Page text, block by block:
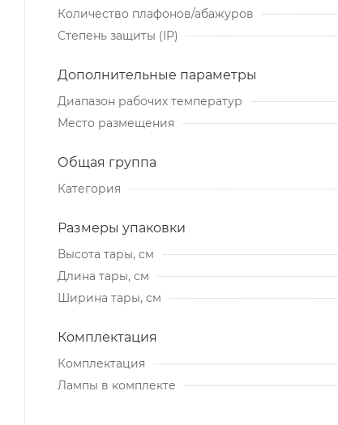
Количество плафонов/абажуров
Степень защиты (IP)
Дополнительные параметры
Диапазон рабочих температур
Место размещения
Общая группа
Категория
Размеры упаковки
Высота тары, см
Длина тары, см
Ширина тары, см
Комплектация
Комплектация
Лампы в комплекте